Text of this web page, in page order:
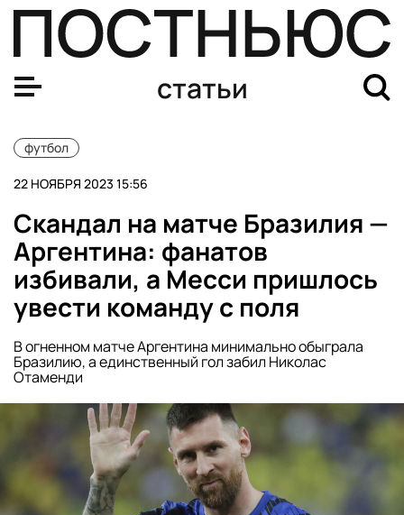
статьи
футбол
22 НОЯБРЯ 2023 15:56
Скандал на матче Бразилия —
Аргентина: фанатов
избивали, а Месси пришлось
увести команду с поля
В огненном матче Аргентина минимально обыграла
Бразилию, а единственный гол забил Николас
Отаменди
Самые крупные разгромы сборной России по футболу